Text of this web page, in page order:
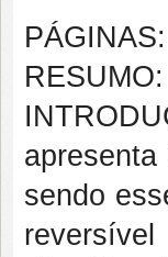
RESUMO:
sendo